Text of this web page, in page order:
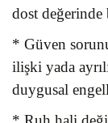
dost değerinde
* Güven
ilişki yada
duygusal